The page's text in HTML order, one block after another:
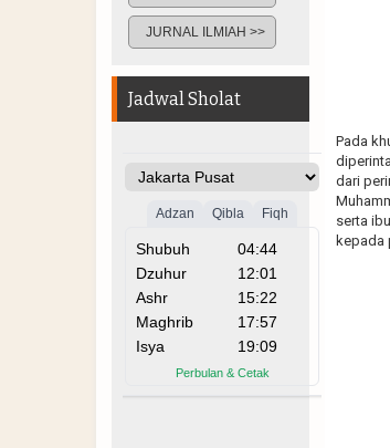
Pada
dari
serta
kepada
JURNAL ILMIAH >>
Jadwal Sholat